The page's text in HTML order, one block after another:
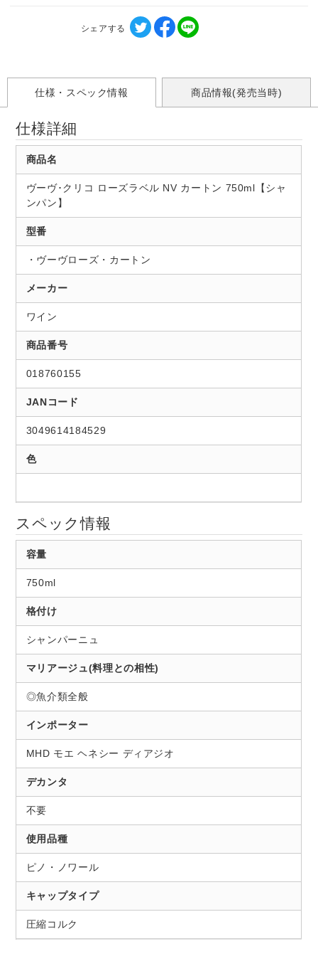
シェアする
仕様・スペック情報 商品情報(発売当時)
仕様詳細
商品名
ヴーヴ･クリコ ローズラベル NV カートン 750ml【シャ
ンパン】
型番
・ヴーヴローズ・カートン
メーカー
ワイン
商品番号
018760155
JANコード
3049614184529
色
スペック情報
容量
750ml
格付け
シャンパーニュ
マリアージュ(料理との相性)
◎魚介類全般
インポーター
MHD モエ ヘネシー ディアジオ
デカンタ
不要
使用品種
ピノ・ノワール
キャップタイプ
圧縮コルク